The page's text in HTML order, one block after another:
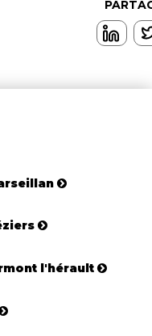
l'hérault